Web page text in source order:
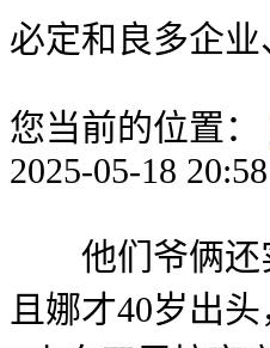
必定和良多企业
您当前的位置：
2025-05-18 20:58
他们爷俩还实
且娜才40岁出